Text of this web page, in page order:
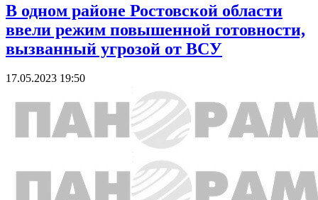
В одном районе Ростовской области
ввели режим повышенной готовности,
вызванный угрозой от ВСУ
17.05.2023 19:50